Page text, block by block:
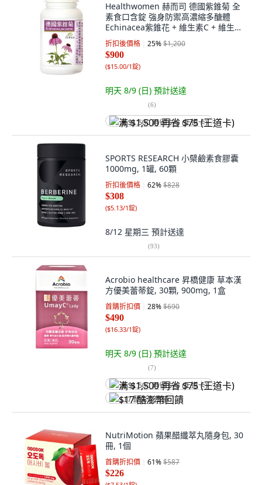
Healthwomen 赫而司 德國紫錐菊 全
素食口含錠 強身防禦高濃縮多醣體
Echinacea紫錐花 + 維生素C + 維生素
D + 鋅 + 硒, 60顆, 1罐
折扣後價格 25%$1,200
$900
($15.00/1錠)
明天 8/9 (日) 預計送達
(6)
满 $1,500 再省 $75 (王道卡)
SPORTS RESEARCH 小檗鹼素食膠囊
1000mg, 1罐, 60顆
折扣後價格 62%$828
$308
($5.13/1錠)
8/12 星期三 預計送達
(93)
Acrobio healthcare 昇橋健康 草本漢
方優美蕾蒂錠, 30顆, 900mg, 1盒
首購折扣價 28%$690
$490
($16.33/1錠)
明天 8/9 (日) 預計送達
(7)
满 $1,500 再省 $75 (王道卡)
$17 酷澎幣回饋
NutriMotion 蘋果醋纖萃丸隨身包, 30
冊, 1個
首購折扣價 61%$587
$226